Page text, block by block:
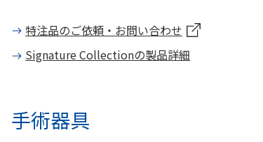
特注品のご依頼・お問い合わせ
Signature Collectionの製品詳細
手術器具